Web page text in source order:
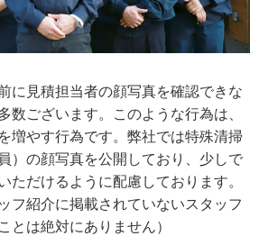
に見積担当者の顔写真を確認できな
数ございます。このような行為は、
増やす行為です。弊社では特殊清掃
）の顔写真を公開しており、少しで
ただけるように配慮しております。
フ紹介に掲載されていないスタッフ
とは絶対にありません）